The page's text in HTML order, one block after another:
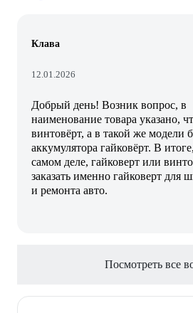
Клава
12.01.2026
Добрый день! Возник вопрос, в
наименование товара указано,
винтовёрт, а в такой же модели
аккумулятора гайковёрт. В
самом деле, гайковерт или
заказать именно гайковерт для
и ремонта авто.
Посмотреть все